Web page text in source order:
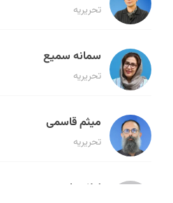
تحریریه
سمانه سمیع
تحریریه
میثم قاسمی
تحریریه
لیلا حنارود